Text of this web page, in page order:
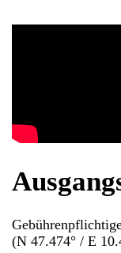
(N 47.474° / E